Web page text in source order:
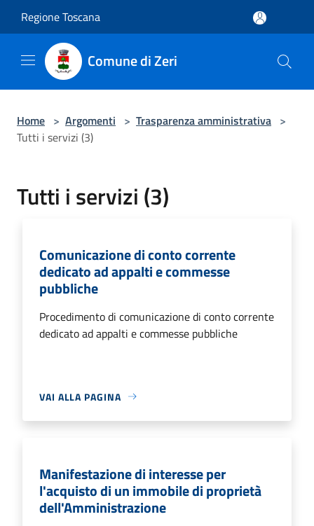
Regione Toscana
Comune di Zeri
Home > Argomenti > Trasparenza amministrativa >
Tutti i servizi (3)
Tutti i servizi (3)
Comunicazione di conto corrente
dedicato ad appalti e commesse
pubbliche
Procedimento di comunicazione di conto corrente
dedicato ad appalti e commesse pubbliche
VAI ALLA PAGINA
Manifestazione di interesse per
l'acquisto di un immobile di proprietà
dell'Amministrazione